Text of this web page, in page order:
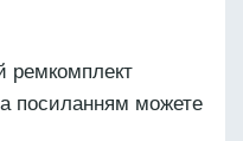
ремкомплект
посиланням можете